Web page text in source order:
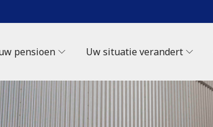
pensioen Uw situatie verandert